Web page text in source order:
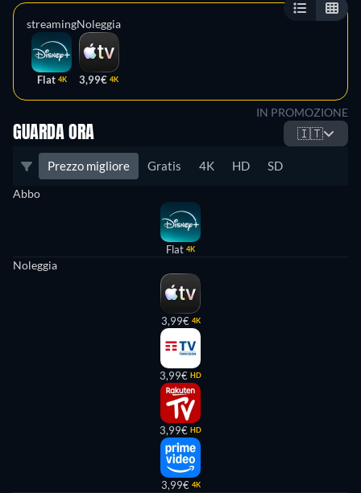
streaming
Flat 4K
Noleggia
3,99€ 4K
IN PROMOZIONE
GUARDA ORA 🇮🇹
Prezzo migliore Gratis 4K HD SD
Abbo
Flat 4K
Noleggia
3,99€ 4K
3,99€ HD
3,99€ HD
3,99€ 4K